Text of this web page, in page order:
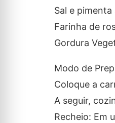
Sal e
Farinha de
Gordura
Modo de
Coloque a
A seguir,
Recheio: Em